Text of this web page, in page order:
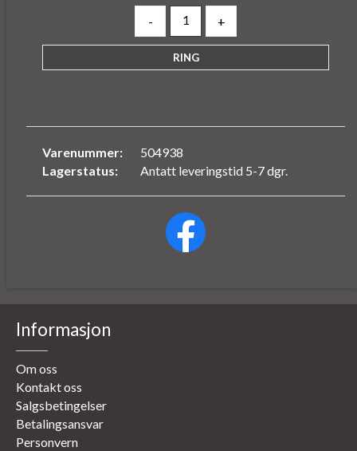
- +
Varenummer:
504938
Lagerstatus:
Antatt leveringstid 5-7 dgr.
Informasjon
Om oss
Kontakt oss
Salgsbetingelser
Betalingsansvar
Personvern